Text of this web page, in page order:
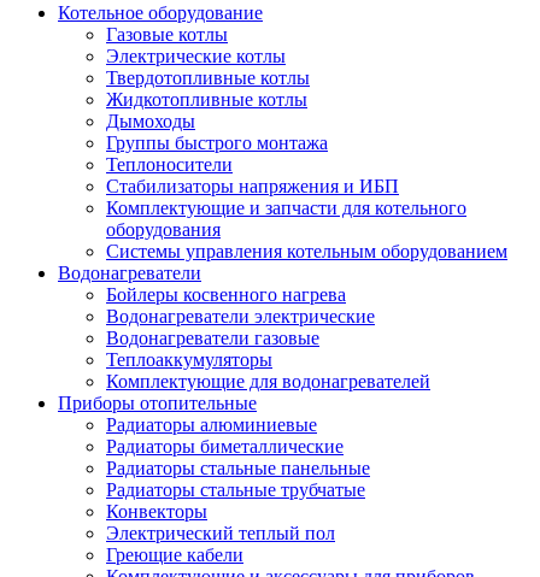
Котельное оборудование
Газовые котлы
Электрические котлы
Твердотопливные котлы
Жидкотопливные котлы
Дымоходы
Группы быстрого монтажа
Теплоносители
Стабилизаторы напряжения и ИБП
Комплектующие и запчасти для котельного
оборудования
Системы управления котельным оборудованием
Водонагреватели
Бойлеры косвенного нагрева
Водонагреватели электрические
Водонагреватели газовые
Теплоаккумуляторы
Комплектующие для водонагревателей
Приборы отопительные
Радиаторы алюминиевые
Радиаторы биметаллические
Радиаторы стальные панельные
Радиаторы стальные трубчатые
Конвекторы
Электрический теплый пол
Греющие кабели